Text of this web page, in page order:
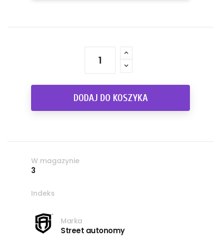
DODAJ DO KOSZYKA
W magazynie
3
Indeks
Marka
Street autonomy